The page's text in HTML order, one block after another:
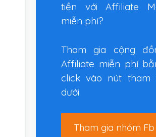
tiền với Affiliate
miễn phí?
Tham gia cộng
Affiliate miễn phí
click vào nút tham
dưới.
Tham gia nhóm Fb